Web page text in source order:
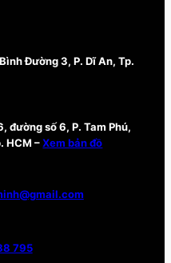
Đường 3, P. Dĩ An, Tp.
đường số 6, P. Tam Phú,
HCM –Xem bản đồ
795